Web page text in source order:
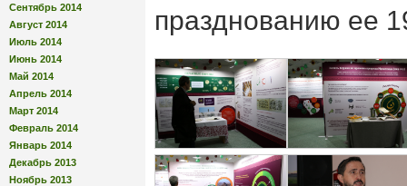
Сентябрь 2014
Август 2014
Июль 2014
Июнь 2014
Май 2014
Апрель 2014
Март 2014
Февраль 2014
Январь 2014
Декабрь 2013
Ноябрь 2013
празднованию ее